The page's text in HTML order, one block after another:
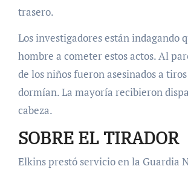
trasero.
Los investigadores están indagando
hombre a cometer estos actos.Al
de los niños fueron asesinados a
dormían. La mayoría recibieron
cabeza.
SOBRE EL TIRADOR
Elkins prestó servicio en la Guardia